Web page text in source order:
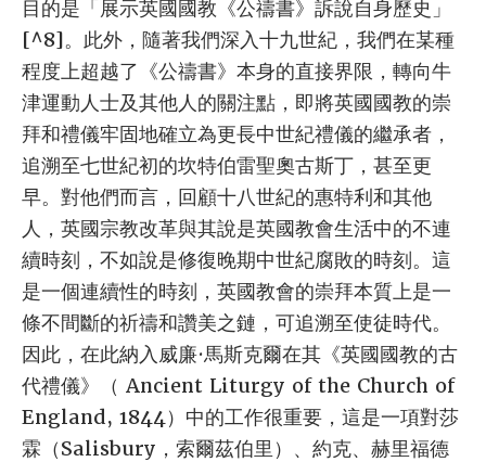
目的是「展示英國國教《公禱書》訴說自身歷史」
[^8]。此外，隨著我們深入十九世紀，我們在某種
程度上超越了《公禱書》本身的直接界限，轉向牛
津運動人士及其他人的關注點，即將英國國教的崇
拜和禮儀牢固地確立為更長中世紀禮儀的繼承者，
追溯至七世紀初的坎特伯雷聖奧古斯丁，甚至更
早。對他們而言，回顧十八世紀的惠特利和其他
人，英國宗教改革與其說是英國教會生活中的不連
續時刻，不如說是修復晚期中世紀腐敗的時刻。這
是一個連續性的時刻，英國教會的崇拜本質上是一
條不間斷的祈禱和讚美之鏈，可追溯至使徒時代。
因此，在此納入威廉·馬斯克爾在其《英國國教的古
代禮儀》（ Ancient Liturgy of the Church of
England, 1844）中的工作很重要，這是一項對莎
霖（Salisbury，索爾茲伯里）、約克、赫里福德